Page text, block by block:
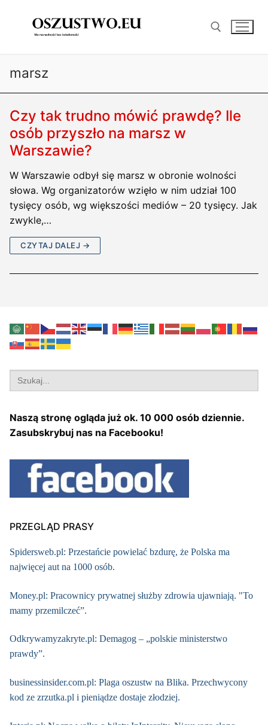
marsz
Czy tak trudno mówić prawdę? Ile
osób przyszło na marsz w
Warszawie?
W Warszawie odbył się marsz w obronie wolności
słowa. Wg organizatorów wzięło w nim udział 100
tysięcy osób, wg większości mediów – 20 tysięcy. Jak
zwykle,…
CZYTAJ DALEJ →
Search
for:
Naszą stronę ogląda już ok. 10 000 osób dziennie.
Zasubskrybuj nas na Facebooku!
PRZEGLĄD PRASY
Spidersweb.pl: Przestańcie powielać bzdurę, że Polska ma
najwięcej aut na 1000 osób.
Money.pl: Pracownicy prywatnej służby zdrowia ujawniają. "To
mamy przemilczeć”.
Odkrywamyzakryte.pl: Demagog – „polskie ministerstwo
prawdy”.
businessinsider.com.pl: Plaga oszustw na Blika. Przechwycony
kod ze zrzutka.pl i pieniądze dostaje złodziej.